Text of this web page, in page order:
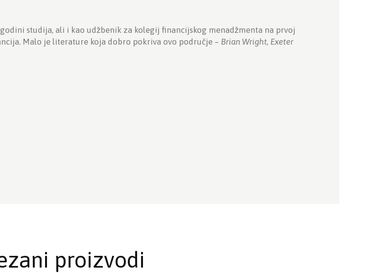
studija, ali i kao udžbenik za kolegij financijskog menadžmenta na prvoj
Malo je literature koja dobro pokriva ovo područje – Brian Wright, Exeter
proizvodi